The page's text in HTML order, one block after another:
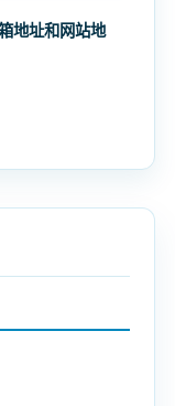
地址和网站地